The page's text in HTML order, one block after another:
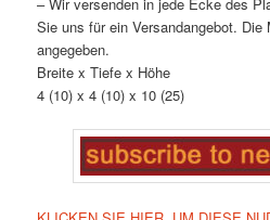
Sie uns für ein Versandangebot.
angegeben.
Breite x Tiefe x Höhe
4 (10) x 4 (10) x 10 (25)